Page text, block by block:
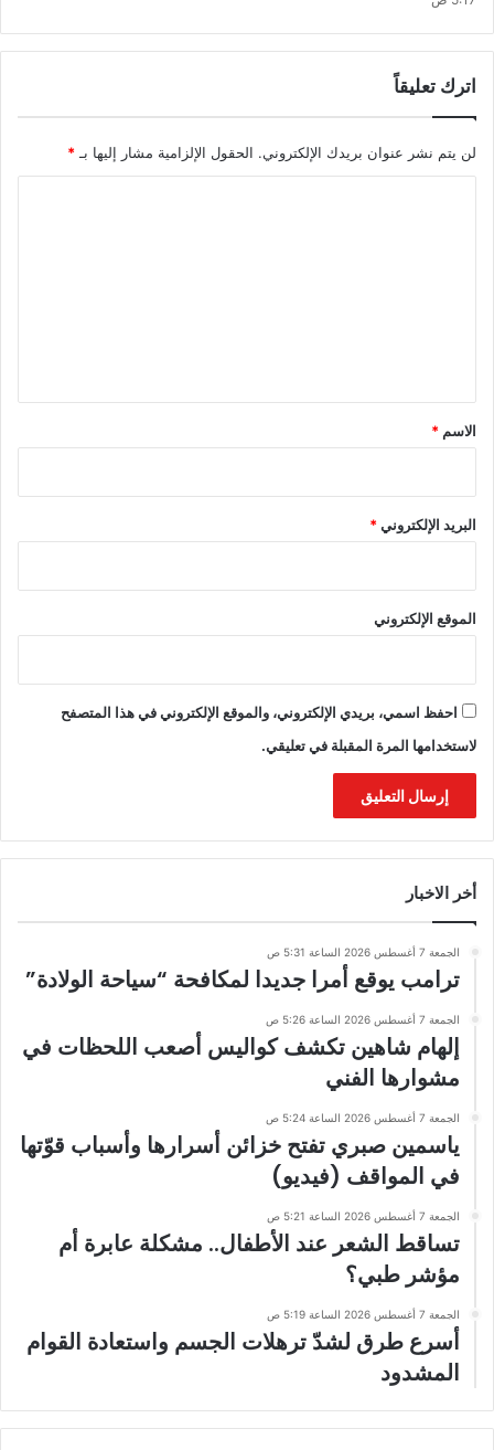
اترك تعليقاً
لن يتم نشر عنوان بريدك الإلكتروني. الحقول الإلزامية مشار إليها بـ*
*
الاسم *
البريد الإلكتروني*
الموقع الإلكتروني
احفظ اسمي، بريدي الإلكتروني، والموقع الإلكتروني في هذا المتصفح
لاستخدامها المرة المقبلة في تعليقي.
أخر الاخبار
الجمعة 7 أغسطس 2026 الساعة 5:31 ص
ترامب يوقع أمرا جديدا لمكافحة “سياحة الولادة”
الجمعة 7 أغسطس 2026 الساعة 5:26 ص
إلهام شاهين تكشف كواليس أصعب اللحظات في
مشوارها الفني
الجمعة 7 أغسطس 2026 الساعة 5:24 ص
ياسمين صبري تفتح خزائن أسرارها وأسباب قوّتها
في المواقف (فيديو)
الجمعة 7 أغسطس 2026 الساعة 5:21 ص
تساقط الشعر عند الأطفال.. مشكلة عابرة أم
مؤشر طبي؟
الجمعة 7 أغسطس 2026 الساعة 5:19 ص
أسرع طرق لشدّ ترهلات الجسم واستعادة القوام
المشدود